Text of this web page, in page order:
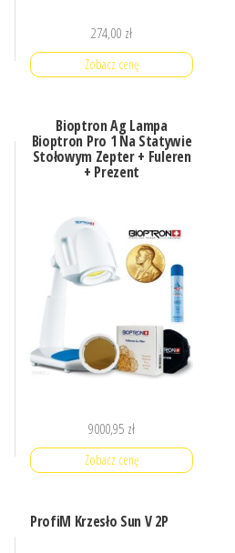
274,00 zł
Zobacz cenę
Bioptron Ag Lampa
Bioptron Pro 1 Na Statywie
Stołowym Zepter + Fuleren
+ Prezent
9000,95 zł
Zobacz cenę
ProfiM Krzesło Sun V 2P